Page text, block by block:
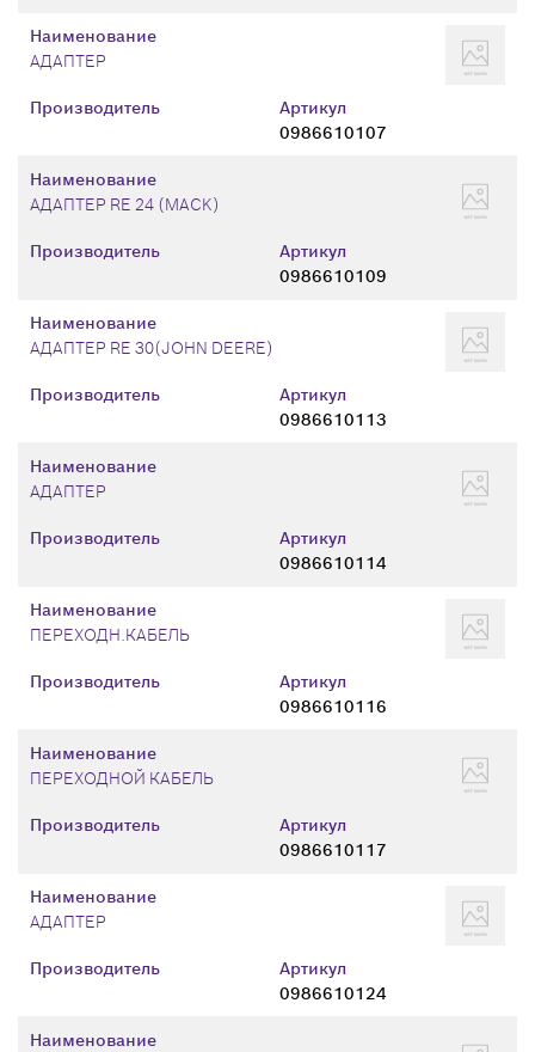
Производитель
Артикул
0986610107
Наименование
АДАПТЕР
Производитель
Артикул
0986610109
Наименование
АДАПТЕР RE 24 (MACK)
Производитель
Артикул
0986610113
Наименование
АДАПТЕР RE 30(JOHN DEERE)
Производитель
Артикул
0986610114
Наименование
АДАПТЕР
Производитель
Артикул
0986610116
Наименование
ПЕРЕХОДН.КАБЕЛЬ
Производитель
Артикул
0986610117
Наименование
ПЕРЕХОДНОЙ КАБЕЛЬ
Производитель
Артикул
0986610124
Наименование
АДАПТЕР
Наименование